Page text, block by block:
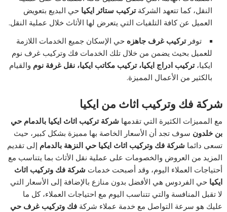
النقل، كما تتعهد الشركةتركيب ستائر ايكيا حي البديع بتعويض
العميل عن كافة التلفيات التي يتعرض لها الأثاث خلال عملية النقل.
توفرتركيب غرف جاهزه حي الإسكان جميع الخدمات اللازمة
للعميل بحيث يضمن من خلال تلك الخدمات فك وتركيب غرف نوم
ايكيا،تركيب ادراج ايكيا، تركيب مكاتب ايكيا، نقل غرفة نوم والقيام
بالكثير من الأعمال المميزة.
شركة فك وتركيب اثاث من ايكيا
مع المميزات الكثيرة التي تقدمها شركة تركيب اثاث ايكيا بالدمام حي
بن خلدون سوف تجد أن الأسعار الخاصة بها مميزة بشكل كبير، حيث
تسعى دائما شركة فك وتركيب اثاث ايكيا حي النزهة بالدمام إلى تقديم
المزيد من العروض والخصومات على عملية نقل الأثاث بما يتناسب مع
أحتياجات العملاء اليوم، وقد أصبحت خدمات شركة فك وتركيب اثاث
ايكيا حي الفردوس هي الأفضل بدون منازع بالإضافة إلى الأسعار التي
لا تقبل المنافسة والتي تتناسب اليوم مع احتياجات العملاء، كل ما
عليك هو سرعة التواصل مع خدمة عملاء شركةفك وتركيب غرف حي